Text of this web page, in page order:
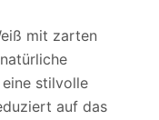
mit zarten
stilvolle
auf das